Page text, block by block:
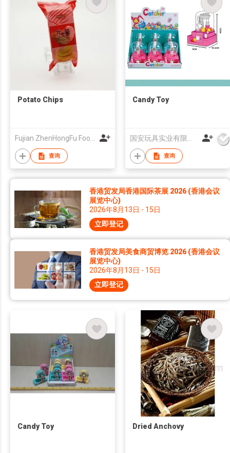
Potato Chips
Fujian ZhenHongFu Food Co.,Ltd
查询
Candy Toy
国安玩具实业有限公司
查询
香港贸发局香港国际茶展 2026 (香港会议
展览中心)
2026年8月13日 - 15日
立即登记
香港贸发局美食商贸博览 2026 (香港会议
展览中心)
2026年8月13日 - 15日
立即登记
Candy Toy Dried Anchovy